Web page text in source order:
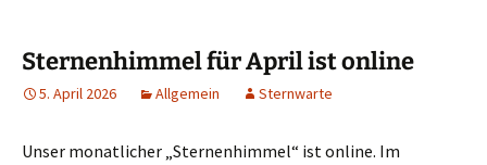
Sternenhimmel für April ist online
5. April 2026 Allgemein Sternwarte
Unser monatlicher „Sternenhimmel“ ist online. Im